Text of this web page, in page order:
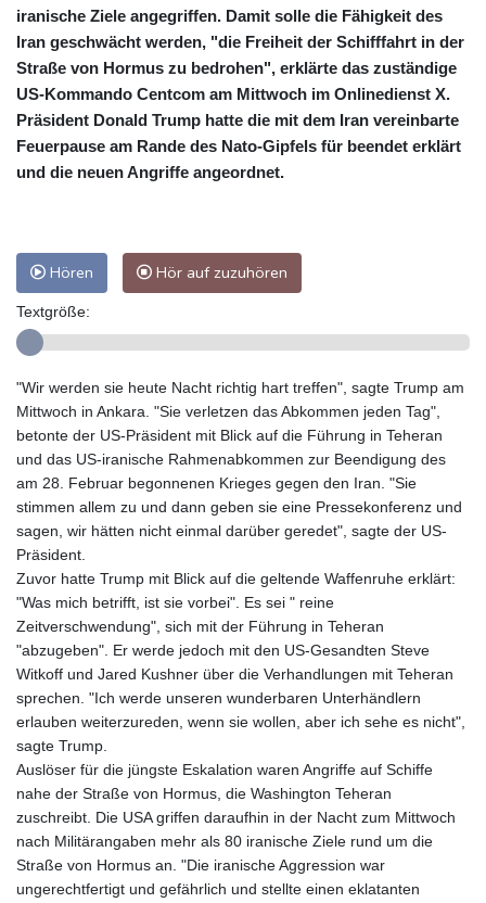
iranische Ziele angegriffen. Damit solle die Fähigkeit des
Iran geschwächt werden, "die Freiheit der Schifffahrt in der
Straße von Hormus zu bedrohen", erklärte das zuständige
US-Kommando Centcom am Mittwoch im Onlinedienst X.
Präsident Donald Trump hatte die mit dem Iran vereinbarte
Feuerpause am Rande des Nato-Gipfels für beendet erklärt
und die neuen Angriffe angeordnet.
Hören Hör auf zuzuhören
Textgröße:
"Wir werden sie heute Nacht richtig hart treffen", sagte Trump am
Mittwoch in Ankara. "Sie verletzen das Abkommen jeden Tag",
betonte der US-Präsident mit Blick auf die Führung in Teheran
und das US-iranische Rahmenabkommen zur Beendigung des
am 28. Februar begonnenen Krieges gegen den Iran. "Sie
stimmen allem zu und dann geben sie eine Pressekonferenz und
sagen, wir hätten nicht einmal darüber geredet", sagte der US-
Präsident.
Zuvor hatte Trump mit Blick auf die geltende Waffenruhe erklärt:
"Was mich betrifft, ist sie vorbei". Es sei " reine
Zeitverschwendung", sich mit der Führung in Teheran
"abzugeben". Er werde jedoch mit den US-Gesandten Steve
Witkoff und Jared Kushner über die Verhandlungen mit Teheran
sprechen. "Ich werde unseren wunderbaren Unterhändlern
erlauben weiterzureden, wenn sie wollen, aber ich sehe es nicht",
sagte Trump.
Auslöser für die jüngste Eskalation waren Angriffe auf Schiffe
nahe der Straße von Hormus, die Washington Teheran
zuschreibt. Die USA griffen daraufhin in der Nacht zum Mittwoch
nach Militärangaben mehr als 80 iranische Ziele rund um die
Straße von Hormus an. "Die iranische Aggression war
ungerechtfertigt und gefährlich und stellte einen eklatanten